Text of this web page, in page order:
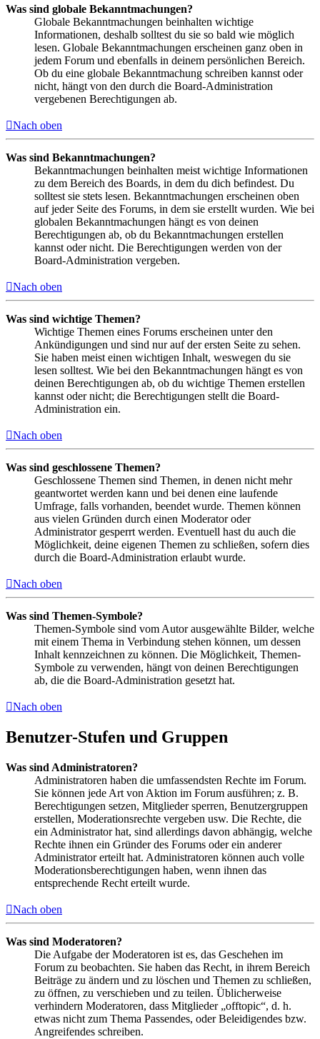
Was sind globale Bekanntmachungen?
Globale Bekanntmachungen beinhalten wichtige
Informationen, deshalb solltest du sie so bald wie möglich
lesen. Globale Bekanntmachungen erscheinen ganz oben in
jedem Forum und ebenfalls in deinem persönlichen Bereich.
Ob du eine globale Bekanntmachung schreiben kannst oder
nicht, hängt von den durch die Board-Administration
vergebenen Berechtigungen ab.
Nach oben
Was sind Bekanntmachungen?
Bekanntmachungen beinhalten meist wichtige Informationen
zu dem Bereich des Boards, in dem du dich befindest. Du
solltest sie stets lesen. Bekanntmachungen erscheinen oben
auf jeder Seite des Forums, in dem sie erstellt wurden. Wie bei
globalen Bekanntmachungen hängt es von deinen
Berechtigungen ab, ob du Bekanntmachungen erstellen
kannst oder nicht. Die Berechtigungen werden von der
Board-Administration vergeben.
Nach oben
Was sind wichtige Themen?
Wichtige Themen eines Forums erscheinen unter den
Ankündigungen und sind nur auf der ersten Seite zu sehen.
Sie haben meist einen wichtigen Inhalt, weswegen du sie
lesen solltest. Wie bei den Bekanntmachungen hängt es von
deinen Berechtigungen ab, ob du wichtige Themen erstellen
kannst oder nicht; die Berechtigungen stellt die Board-
Administration ein.
Nach oben
Was sind geschlossene Themen?
Geschlossene Themen sind Themen, in denen nicht mehr
geantwortet werden kann und bei denen eine laufende
Umfrage, falls vorhanden, beendet wurde. Themen können
aus vielen Gründen durch einen Moderator oder
Administrator gesperrt werden. Eventuell hast du auch die
Möglichkeit, deine eigenen Themen zu schließen, sofern dies
durch die Board-Administration erlaubt wurde.
Nach oben
Was sind Themen-Symbole?
Themen-Symbole sind vom Autor ausgewählte Bilder, welche
mit einem Thema in Verbindung stehen können, um dessen
Inhalt kennzeichnen zu können. Die Möglichkeit, Themen-
Symbole zu verwenden, hängt von deinen Berechtigungen
ab, die die Board-Administration gesetzt hat.
Nach oben
Benutzer-Stufen und Gruppen
Was sind Administratoren?
Administratoren haben die umfassendsten Rechte im Forum.
Sie können jede Art von Aktion im Forum ausführen; z. B.
Berechtigungen setzen, Mitglieder sperren, Benutzergruppen
erstellen, Moderationsrechte vergeben usw. Die Rechte, die
ein Administrator hat, sind allerdings davon abhängig, welche
Rechte ihnen ein Gründer des Forums oder ein anderer
Administrator erteilt hat. Administratoren können auch volle
Moderationsberechtigungen haben, wenn ihnen das
entsprechende Recht erteilt wurde.
Nach oben
Was sind Moderatoren?
Die Aufgabe der Moderatoren ist es, das Geschehen im
Forum zu beobachten. Sie haben das Recht, in ihrem Bereich
Beiträge zu ändern und zu löschen und Themen zu schließen,
zu öffnen, zu verschieben und zu teilen. Üblicherweise
verhindern Moderatoren, dass Mitglieder „offtopic“, d. h.
etwas nicht zum Thema Passendes, oder Beleidigendes bzw.
Angreifendes schreiben.